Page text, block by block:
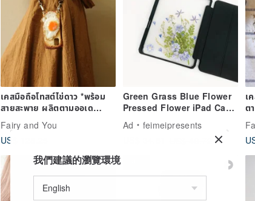
เคสมือถือโทสต์ไข่ดาว *พร้อม
สายสะพาย ผลิตตามออเด
Fairy and You
US$ 128.25
Green Grass Blue Flower
Pressed Flower iPad Case
Pro
Ad
feimeipresents
เ
ต
我們建議的瀏覽環境